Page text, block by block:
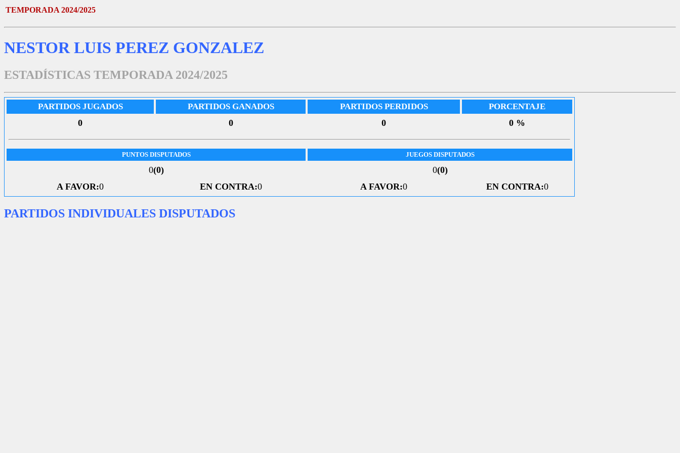
TEMPORADA 2024/2025
NESTOR LUIS PEREZ GONZALEZ
ESTADÍSTICAS TEMPORADA 2024/2025
PARTIDOS JUGADOS PARTIDOS GANADOS PARTIDOS PERDIDOS PORCENTAJE
0 0 0 0 %
PUNTOS DISPUTADOS JUEGOS DISPUTADOS
0(0) 0(0)
A FAVOR:0 EN CONTRA:0 A FAVOR:0 EN CONTRA:0
PARTIDOS INDIVIDUALES DISPUTADOS